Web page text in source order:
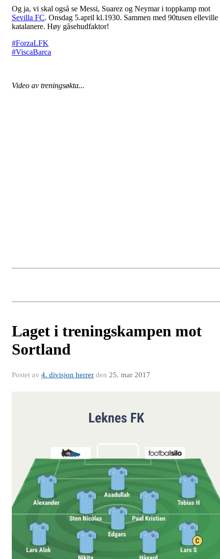
Og ja, vi skal også se Messi, Suarez og Neymar i toppkamp mot
Sevilla FC. Onsdag 5.april kl.1930. Sammen med 90tusen elleville
katalanere. Høy gåsehudfaktor!
#ForzaLFK
#ViscaBarca
Video av treningsøkta...
Laget i treningskampen mot
Sortland
Postet av 4. divisjon herrer den 25. mar 2017